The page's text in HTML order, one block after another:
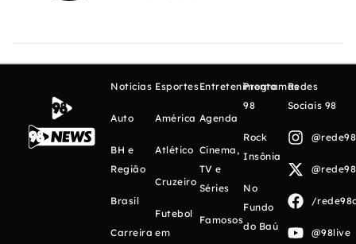
Notícias
Auto
BH e
Região
Brasil
Carreira
Esportes
América
Atlético
Cruzeiro
Futebol
em
Entretenimento
Agenda
Cinema,
TV e
Séries
Famosos
Programas
98
Rock
Insônia
No
Fundo
do Baú
Redes
Sociais 98
/
@98live